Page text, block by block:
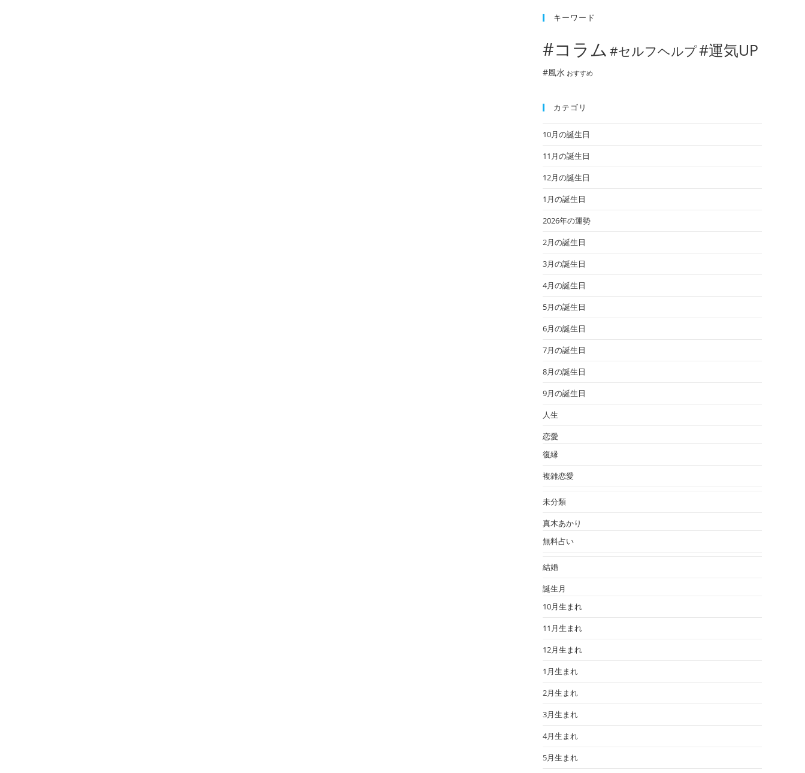
キーワード
#コラム #セルフヘルプ#運気UP
#風水 おすすめ
カテゴリ
10月の誕生日
11月の誕生日
12月の誕生日
1月の誕生日
2026年の運勢
2月の誕生日
3月の誕生日
4月の誕生日
5月の誕生日
6月の誕生日
7月の誕生日
8月の誕生日
9月の誕生日
人生
恋愛
復縁
複雑恋愛
未分類
真木あかり
無料占い
結婚
誕生月
10月生まれ
11月生まれ
12月生まれ
1月生まれ
2月生まれ
3月生まれ
4月生まれ
5月生まれ